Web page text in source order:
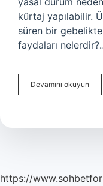
kürtaj yapılabilir.
süren bir
faydaları
Devamını okuyun
Nedir
https://